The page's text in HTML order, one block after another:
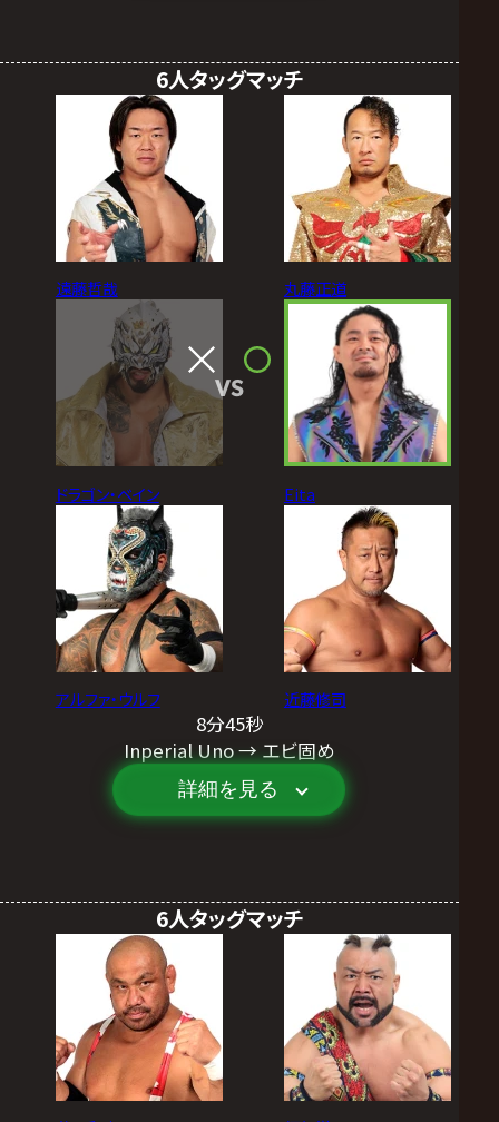
6人タッグマッチ
遠藤哲哉
ドラゴン・ベイン
アルファ・ウルフ
VS
丸藤正道
Eita
近藤修司
8分45秒
Inperial Uno → エビ固め
詳細を見る
6人タッグマッチ